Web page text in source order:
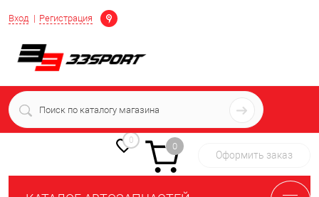
Вход Регистрация
Определение
+7 (939) 716-10-06
пн-пт 7:00-16:00 МСК
0
0
Оформить заказ